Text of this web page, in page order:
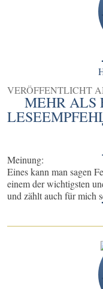
VERÖFFENTLICHT
MEHR ALS
Meinung:
Eines kann man sagen
einem der wichtigsten
und zählt auch für mich